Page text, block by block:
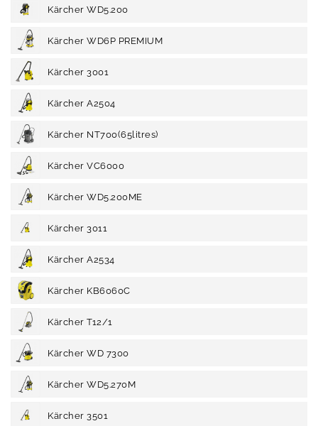
Kärcher WD5.200
Kärcher WD6P PREMIUM
Kärcher 3001
Kärcher A2504
Kärcher NT700(65litres)
Kärcher VC6000
Kärcher WD5.200ME
Kärcher 3011
Kärcher A2534
Kärcher KB6060C
Kärcher T12/1
Kärcher WD 7300
Kärcher WD5.270M
Kärcher 3501